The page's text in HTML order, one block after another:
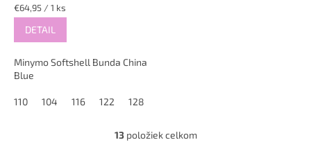
Jednotková
cena:
€64,95 / 1 ks
DETAIL
Minymo Softshell Bunda China
Blue
110 104 116 122 128
O
13položiek celkom